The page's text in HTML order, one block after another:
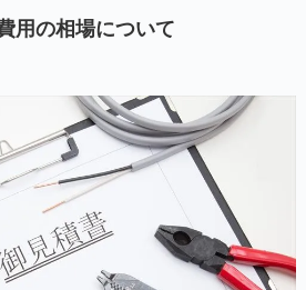
用の相場について